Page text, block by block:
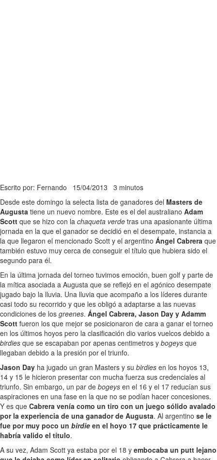
Escrito por: Fernando 15/04/2013 3 minutos
Desde este domingo la selecta lista de ganadores del Masters de
Augusta tiene un nuevo nombre. Este es el del australiano Adam
Scott que se hizo con la chaqueta verde tras una apasionante última
jornada en la que el ganador se decidió en el desempate, instancia a
la que llegaron el mencionado Scott y el argentino Ángel Cabrera que
también estuvo muy cerca de conseguir el título que hubiera sido el
segundo para él.
En la última jornada del torneo tuvimos emoción, buen golf y parte de
la mítica asociada a Augusta que se reflejó en el agónico desempate
jugado bajo la lluvia. Una lluvia que acompaño a los líderes durante
casi todo su recorrido y que les obligó a adaptarse a las nuevas
condiciones de los greenes. Ángel Cabrera, Jason Day y Adamm
Scott fueron los que mejor se posicionaron de cara a ganar el torneo
en los últimos hoyos pero la clasificación dio varios vuelcos debido a
birdies que se escapaban por apenas centimetros y bogeys que
llegaban debido a la presión por el triunfo.
Jason Day ha jugado un gran Masters y su birdies en los hoyos 13,
14 y 15 le hicieron presentar con mucha fuerza sus credenciales al
triunfo. Sin embargo, un par de bogeys en el 16 y el 17 reducían sus
aspiraciones en una fase en la que no se podían hacer concesiones.
Y es que Cabrera venía como un tiro con un juego sólido avalado
por la experiencia de una ganador de Augusta. Al argentino se le
fue por muy poco un birdie en el hoyo 17 que prácticamente le
habría valido el título.
A su vez, Adam Scott ya estaba por el 18 y embocaba un putt lejano